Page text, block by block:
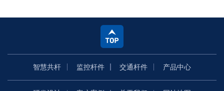
智慧共杆 监控杆件 交通杆件 产品中心